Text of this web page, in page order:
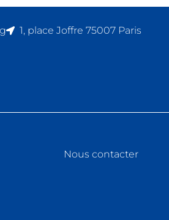
1, place Joffre 75007 Paris
Nous contacter